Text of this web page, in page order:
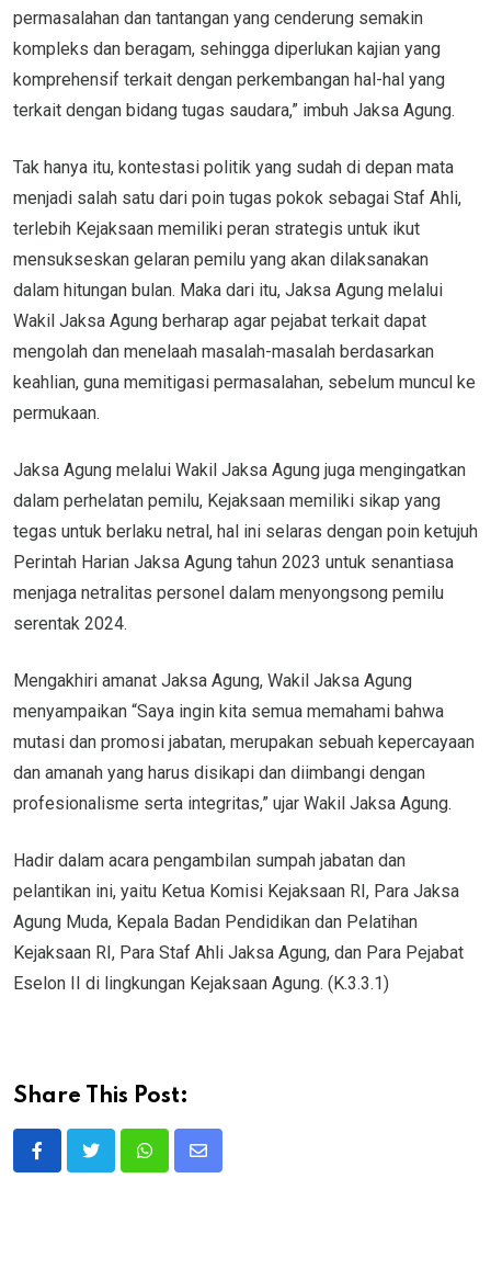
permasalahan dan tantangan yang cenderung semakin
kompleks dan beragam, sehingga diperlukan kajian yang
komprehensif terkait dengan perkembangan hal-hal yang
terkait dengan bidang tugas saudara,” imbuh Jaksa Agung.
Tak hanya itu, kontestasi politik yang sudah di depan mata
menjadi salah satu dari poin tugas pokok sebagai Staf Ahli,
terlebih Kejaksaan memiliki peran strategis untuk ikut
mensukseskan gelaran pemilu yang akan dilaksanakan
dalam hitungan bulan. Maka dari itu, Jaksa Agung melalui
Wakil Jaksa Agung berharap agar pejabat terkait dapat
mengolah dan menelaah masalah-masalah berdasarkan
keahlian, guna memitigasi permasalahan, sebelum muncul ke
permukaan.
Jaksa Agung melalui Wakil Jaksa Agung juga mengingatkan
dalam perhelatan pemilu, Kejaksaan memiliki sikap yang
tegas untuk berlaku netral, hal ini selaras dengan poin ketujuh
Perintah Harian Jaksa Agung tahun 2023 untuk senantiasa
menjaga netralitas personel dalam menyongsong pemilu
serentak 2024.
Mengakhiri amanat Jaksa Agung, Wakil Jaksa Agung
menyampaikan “Saya ingin kita semua memahami bahwa
mutasi dan promosi jabatan, merupakan sebuah kepercayaan
dan amanah yang harus disikapi dan diimbangi dengan
profesionalisme serta integritas,” ujar Wakil Jaksa Agung.
Hadir dalam acara pengambilan sumpah jabatan dan
pelantikan ini, yaitu Ketua Komisi Kejaksaan RI, Para Jaksa
Agung Muda, Kepala Badan Pendidikan dan Pelatihan
Kejaksaan RI, Para Staf Ahli Jaksa Agung, dan Para Pejabat
Eselon II di lingkungan Kejaksaan Agung. (K.3.3.1)
Share This Post:
WhatsappShare